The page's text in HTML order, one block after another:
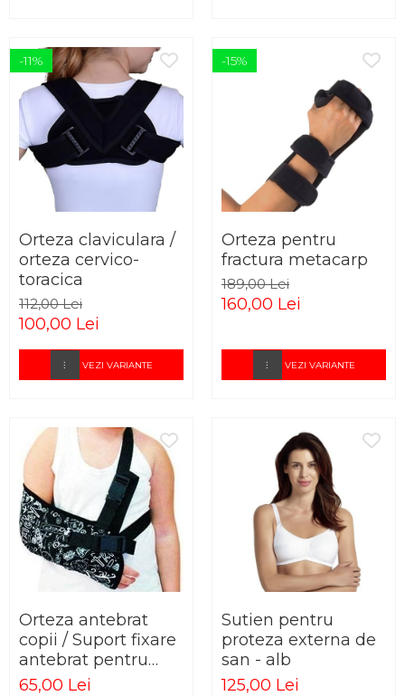
-11%
Orteza claviculara /
orteza cervico-
toracica
112,00 Lei
100,00 Lei
VEZI VARIANTE
-15%
Orteza pentru
fractura metacarp
189,00 Lei
160,00 Lei
VEZI VARIANTE
Orteza antebrat
copii / Suport fixare
antebrat pentru
copii
65,00 Lei
Sutien pentru
proteza externa de
san - alb
125,00 Lei